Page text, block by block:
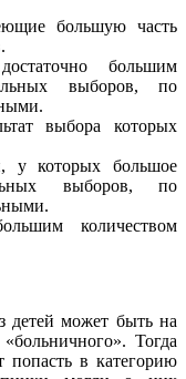
большую часть
большим
выборов, по
выбора которых
у которых большое
выборов, по
количеством
детей может быть на
Тогда
попасть в категорию